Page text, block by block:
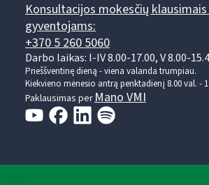
Konsultacijos mokesčių
gyventojams:
+370 5 260 5060
Darbo laikas: I-IV 8.00-17.00, V 8.00-
Prieššventinę dieną - viena valanda trumpiau.
Kiekvieno mėnesio antrą penktadienį 8.00 val. -
Paklausimas perMano VMI